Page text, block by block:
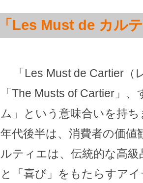
「Les Must de カル
「Les Must de Cartier
「The Musts of Cartier」
ム」という意味合いを持
年代後半は、消費者の価
ルティエは、伝統的な高
と「喜び」をもたらすア